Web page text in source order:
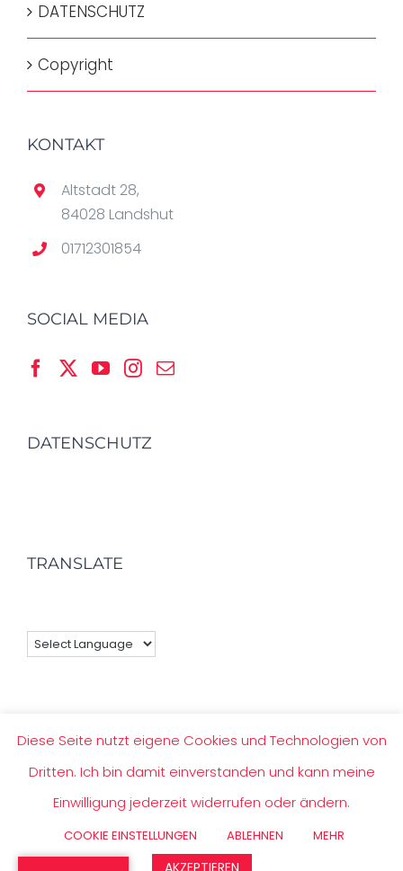
DATENSCHUTZ
Copyright
KONTAKT
Altstadt 28,
84028 Landshut
01712301854
SOCIAL MEDIA
DATENSCHUTZ
TRANSLATE
© Copyright2026 | Webdesign & Marketingkonzept
voniDIA MARKETING- Online Marketing mit Passi♡n
Diese Seite nutzt eigene Cookies und Technologien von
Dritten. Ich bin damit einverstanden und kann meine
Einwilligung jederzeit widerrufen oder ändern.
COOKIE EINSTELLUNGEN ABLEHNEN MEHR
AKZEPTIEREN